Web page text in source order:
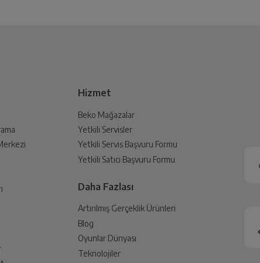
SM8450 Snapdragon 8 Gen 1 (4 nm)
Hizmet
Beko Mağazalar
Yetkili Servisler
Yetkili Servis Başvuru Formu
Yetkili Satıcı Başvuru Formu
Daha Fazlası
Artırılmış Gerçeklik Ürünleri
Blog
Oyunlar Dünyası
Teknolojiler